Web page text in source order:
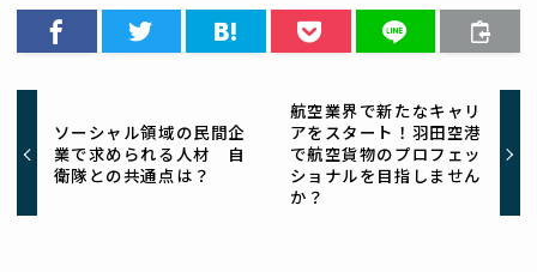
ソーシャル領域の民間企
業で求められる人材 自
衛隊との共通点は？
航空業界で新たなキャリ
アをスタート！羽田空港
で航空貨物のプロフェッ
ショナルを目指しません
か？